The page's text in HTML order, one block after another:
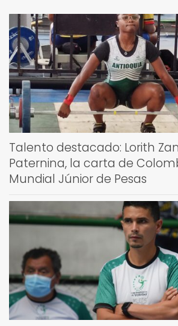
Talento destacado: Lorith
Paternina, la carta de
Mundial Júnior de Pesas